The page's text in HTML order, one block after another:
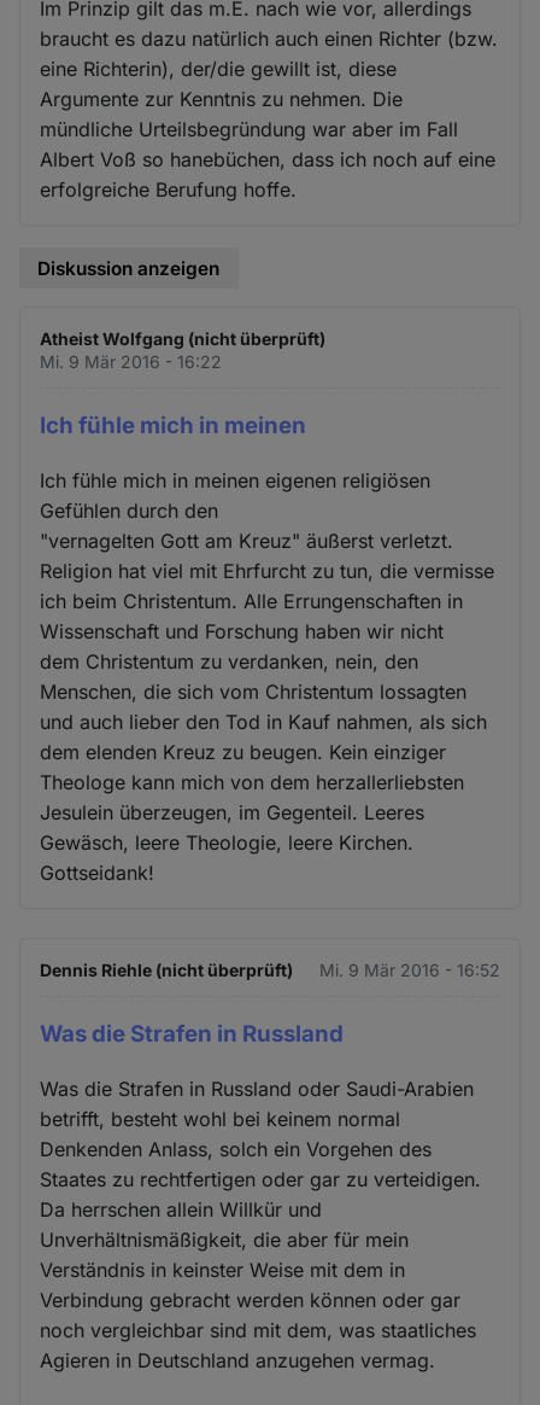
Im Prinzip gilt das m.E. nach wie vor, allerdings
braucht es dazu natürlich auch einen Richter (bzw.
eine Richterin), der/die gewillt ist, diese
Argumente zur Kenntnis zu nehmen. Die
mündliche Urteilsbegründung war aber im Fall
Albert Voß so hanebüchen, dass ich noch auf eine
erfolgreiche Berufung hoffe.
Diskussion anzeigen
Atheist Wolfgang (nicht überprüft)
Mi. 9 Mär 2016 - 16:22
Ich fühle mich in meinen
Ich fühle mich in meinen eigenen religiösen
Gefühlen durch den
"vernagelten Gott am Kreuz" äußerst verletzt.
Religion hat viel mit Ehrfurcht zu tun, die vermisse
ich beim Christentum. Alle Errungenschaften in
Wissenschaft und Forschung haben wir nicht
dem Christentum zu verdanken, nein, den
Menschen, die sich vom Christentum lossagten
und auch lieber den Tod in Kauf nahmen, als sich
dem elenden Kreuz zu beugen. Kein einziger
Theologe kann mich von dem herzallerliebsten
Jesulein überzeugen, im Gegenteil. Leeres
Gewäsch, leere Theologie, leere Kirchen.
Gottseidank!
Dennis Riehle (nicht überprüft) Mi. 9 Mär 2016 - 16:52
Was die Strafen in Russland
Was die Strafen in Russland oder Saudi-Arabien
betrifft, besteht wohl bei keinem normal
Denkenden Anlass, solch ein Vorgehen des
Staates zu rechtfertigen oder gar zu verteidigen.
Da herrschen allein Willkür und
Unverhältnismäßigkeit, die aber für mein
Verständnis in keinster Weise mit dem in
Verbindung gebracht werden können oder gar
noch vergleichbar sind mit dem, was staatliches
Agieren in Deutschland anzugehen vermag.